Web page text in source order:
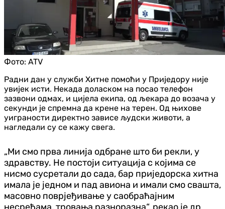
Фото: ATV
Радни дан у служби Хитне помоћи у Приједору ниje
увијек исти. Некада доласком на посао телефон
зазвони одмах, и цијела екипа, од љекара до возача у
секунди је спремна да крене на терен. Од њихове
уиграности директно зависе људски животи, а
нагледали су се кажу свега.
„Ми смо прва линија одбране што би рекли, у
здравству. Не постоји ситуација с којима се
нисмо сусретали до сада, бар приједорска хитна
имала је једном и пад авиона и имали смо свашта,
масовно поврјеђивање у саобраћајним